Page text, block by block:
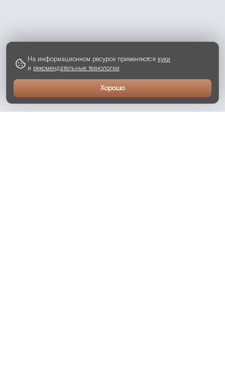
На информационном ресурсе применяются куки
и рекомендательные технологии
Хорошо